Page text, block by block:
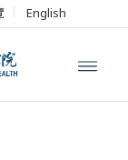
English